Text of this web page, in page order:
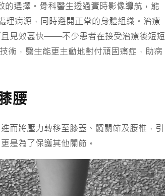
的選擇。骨科醫生透過實時影像導航，能
理病源，同時避開正常的身體組織。治療
見效甚快——不少患者在接受治療後短短
術，醫生能更主動地對付頑固痛症，助病
腰
而將壓力轉移至膝蓋、髖關節及腰椎，引
是為了保護其他關節。